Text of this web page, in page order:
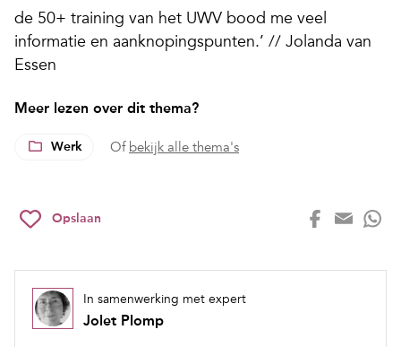
de 50+ training van het UWV bood me veel
informatie en aanknopingspunten.’ // Jolanda van
Essen
Meer lezen over dit thema?
Werk Of bekijk alle thema's
Opslaan
In samenwerking met expert
Jolet Plomp